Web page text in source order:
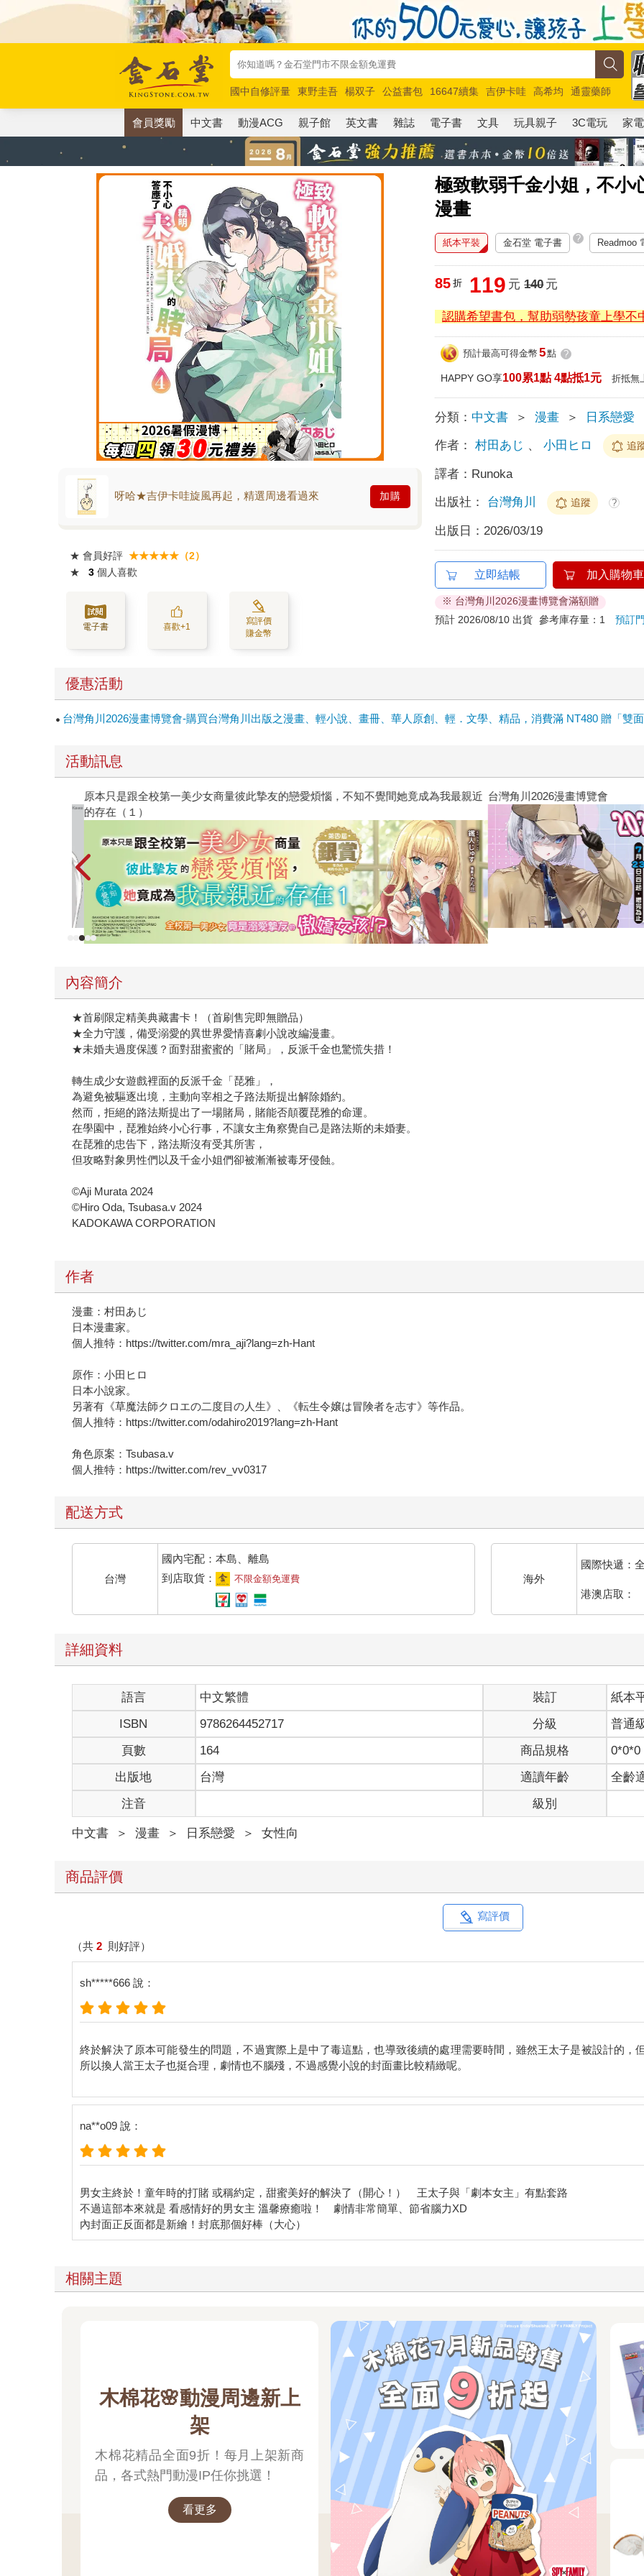
國中自修評量 東野圭吾 楊双子 公益書包 16647續集 吉伊卡哇 高希均
通靈藥師
唯紅花綻放
奧德賽 路邊攤新作 馬斯克 玩具總動員5 超慢跑
會員獎勵 中文書 動漫ACG 親子館 英文書 雜誌 電子書 文具 玩具親子 3C電玩 家電
極致軟弱千金小姐，不小
漫畫
呀哈★吉伊卡哇旋風再起，精選周邊看過來 加購
★ 會員好評 ★★★★★（2）
★
3 個人喜歡
電子書 喜歡+1
寫評價
賺金幣
紙本平裝 金石堂 電子書 ? Readmoo
85 折 119 元 140元
認購希望書包，幫助弱勢孩童上學不
預計最高可得金幣 5點 ?
HAPPY GO享100累1點 4點抵1元 折抵無
分類： 中文書 ＞ 漫畫 ＞ 日系戀愛
作者： 村田あじ 、小田ヒロ 追
譯者： Runoka
出版社： 台灣角川 追蹤 ?
出版日： 2026/03/19
立即結帳 加入購物車
※ 台灣角川2026漫畫博覽會滿額贈
預計 2026/08/10 出貨 參考庫存量：1預訂
優惠活動
台灣角川2026漫畫博覽會-購買台灣角川出版之漫畫、輕小說、畫冊、華人原創、輕．文學、精品，消費滿 NT480 贈「雙
活動訊息
原本只是跟全校第一美少女商量彼此摯友的戀愛煩惱，不知不覺間她竟成為我最親近
的存在（１）
台灣角川2026漫畫博覽會
內容簡介
★首刷限定精美典藏書卡！（首刷售完即無贈品）
★全力守護，備受溺愛的異世界愛情喜劇小說改編漫畫。
★未婚夫過度保護？面對甜蜜蜜的「賭局」，反派千金也驚慌失措！
轉生成少女遊戲裡面的反派千金「琵雅」，
為避免被驅逐出境，主動向宰相之子路法斯提出解除婚約。
然而，拒絕的路法斯提出了一場賭局，賭能否顛覆琵雅的命運。
在學園中，琵雅始終小心行事，不讓女主角察覺自己是路法斯的未婚妻。
在琵雅的忠告下，路法斯沒有受其所害，
但攻略對象男性們以及千金小姐們卻被漸漸被毒牙侵蝕。
©Aji Murata 2024
©Hiro Oda, Tsubasa.v 2024
KADOKAWA CORPORATION
作者
漫畫：村田あじ
日本漫畫家。
個人推特：https://twitter.com/mra_aji?lang=zh-Hant
原作：小田ヒロ
日本小說家。
另著有《草魔法師クロエの二度目の人生》、《転生令嬢は冒険者を志す》等作品。
個人推特：https://twitter.com/odahiro2019?lang=zh-Hant
角色原案：Tsubasa.v
個人推特：https://twitter.com/rev_vv0317
配送方式
台灣
國內宅配：本島、離島
到店取貨：
不限金額免運費 海外
國際快遞：
港澳店取：
詳細資料
語言 中文繁體 裝訂
紙本
ISBN
9786264452717 分級
普通
頁數
164 商品規格
0*0*0
出版地
台灣 適讀年齡
全齡
注音
級別
中文書 ＞ 漫畫 ＞ 日系戀愛 ＞ 女性向
商品評價
寫評價
（共 2 則好評）
sh*****666 說：
終於解決了原本可能發生的問題，不過實際上是中了毒這點，也導致後續的處理需要時間，雖然王太子是被設計的，
所以換人當王太子也挺合理，劇情也不腦殘，不過感覺小說的封面畫比較精緻呢。
na**o09 說：
男女主終於！童年時的打賭 或稱約定，甜蜜美好的解決了（開心！） 王太子與「劇本女主」有點套路
不過這部本來就是 看感情好的男女主 溫馨療癒啦！ 劇情非常簡單、節省腦力XD
相關主題
木棉花🌸動漫周邊新上
架
木棉花精品全面9折！每月上架新商
品，各式熱門動漫IP任你挑選！
看更多